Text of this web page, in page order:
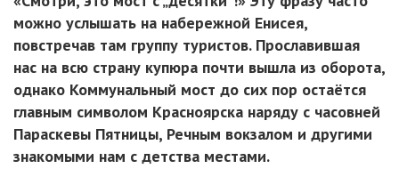
можно услышать на набережной Енисея,
повстречав там группу туристов. Прославившая
нас на всю страну купюра почти вышла из оборота,
однако Коммунальный мост до сих пор остаётся
главным символом Красноярска наряду с часовней
Параскевы Пятницы, Речным вокзалом и другими
знакомыми нам с детства местами.